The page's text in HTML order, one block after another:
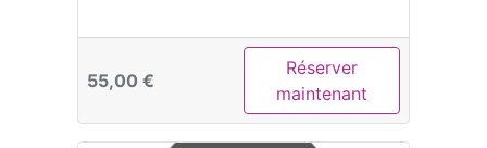
55,00 €
Réserver
maintenant